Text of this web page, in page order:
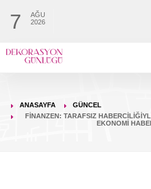
7
AĞU
2026
ANASAYFA
GÜNCEL
FINANZEN: TARAFSIZ
EKONOMI